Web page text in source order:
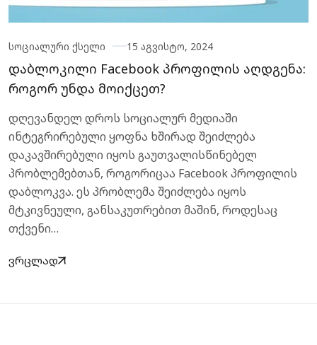
სოციალური ქსელი 15 აგვისტო, 2024
დაბლოკილი Facebook პროფილის აღდგენა:
როგორ უნდა მოიქცეთ?
დღევანდელ დროს სოციალურ მედიაში
ინტეგრირებული ყოფნა ხშირად შეიძლება
დაკავშირებული იყოს გაუთვალისწინებელ
პრობლემებთან, როგორიცაა Facebook პროფილის
დაბლოკვა. ეს პრობლემა შეიძლება იყოს
მტკივნეული, განსაკუთრებით მაშინ, როდესაც
თქვენი…
ვრცლად